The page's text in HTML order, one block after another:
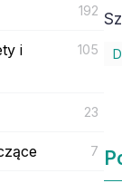
192
i
105
23
7